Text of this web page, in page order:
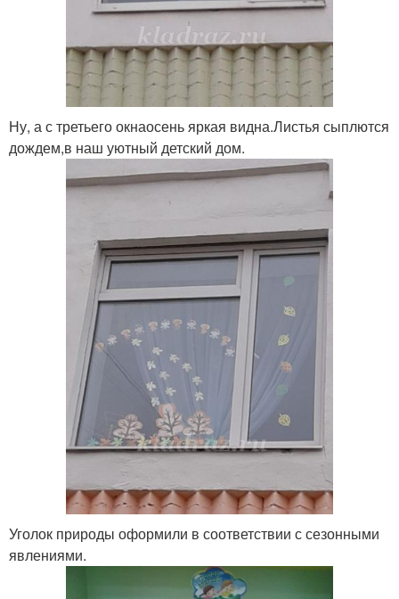
Ну, а с третьего окнаосень яркая видна.Листья сыплются
дождем,в наш уютный детский дом.
Уголок природы оформили в соответствии с сезонными
явлениями.